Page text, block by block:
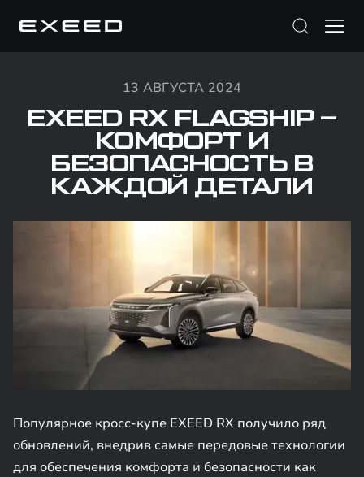
13 АВГУСТА 2024
EXEED RX FLAGSHIP –
КОМФОРТ И
БЕЗОПАСНОСТЬ В
КАЖДОЙ ДЕТАЛИ
Популярное кросс-купе EXEED RX получило ряд
обновлений, внедрив самые передовые технологии
для обеспечения комфорта и безопасности как